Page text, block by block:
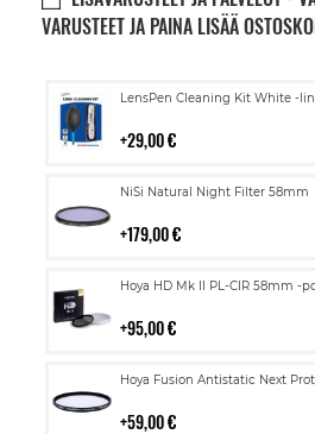
VARUSTEET JA PAINA LISÄÄ
LensPen Cleaning Kit White -
29,00 €
Lisää
NiSi Natural Night Filter 58mm
179,00 €
Lisää
Hoya HD Mk II PL-CIR 58mm -
95,00 €
Lisää
Hoya Fusion Antistatic Next
59,00 €
Lisää